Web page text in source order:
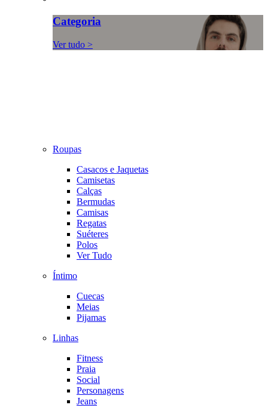
Categoria
Ver tudo >
Roupas
Casacos e Jaquetas
Camisetas
Calças
Bermudas
Camisas
Regatas
Suéteres
Polos
Ver Tudo
Íntimo
Cuecas
Meias
Pijamas
Linhas
Fitness
Praia
Social
Personagens
Jeans